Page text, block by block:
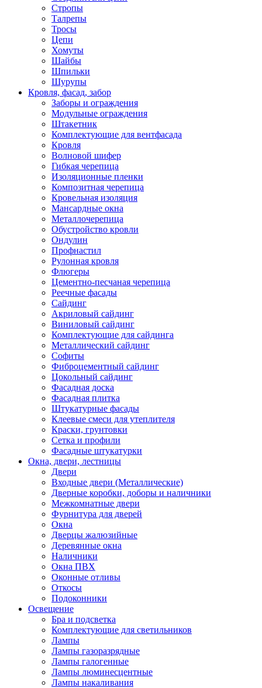
Стропы
Талрепы
Тросы
Цепи
Хомуты
Шайбы
Шпильки
Шурупы
Кровля, фасад, забор
Заборы и ограждения
Модульные ограждения
Штакетник
Комплектующие для вентфасада
Кровля
Волновой шифер
Гибкая черепица
Изоляционные пленки
Композитная черепица
Кровельная изоляция
Мансардные окна
Металлочерепица
Обустройство кровли
Ондулин
Профнастил
Рулонная кровля
Флюгеры
Цементно-песчаная черепица
Реечные фасады
Сайдинг
Акриловый сайдинг
Виниловый сайдинг
Комплектующие для сайдинга
Металлический сайдинг
Софиты
Фиброцементный сайдинг
Цокольный сайдинг
Фасадная доска
Фасадная плитка
Штукатурные фасады
Клеевые смеси для утеплителя
Краски, грунтовки
Сетка и профили
Фасадные штукатурки
Окна, двери, лестницы
Двери
Входные двери (Металлические)
Дверные коробки, доборы и наличники
Межкомнатные двери
Фурнитура для дверей
Окна
Дверцы жалюзийные
Деревянные окна
Наличники
Окна ПВХ
Оконные отливы
Откосы
Подоконники
Освещение
Бра и подсветка
Комплектующие для светильников
Лампы
Лампы газоразрядные
Лампы галогенные
Лампы люминесцентные
Лампы накаливания